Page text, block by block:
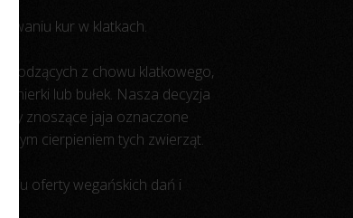
kur w klatkach.
z chowu klatkowego,
lub bułek. Nasza decyzja
znoszące jaja oznaczone
cierpieniem tych zwierząt.
oferty wegańskich dań i